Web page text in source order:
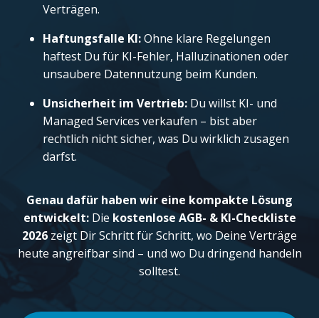
Verträgen.
Haftungsfalle KI:Ohne klare Regelungen
haftest Du für KI-Fehler, Halluzinationen oder
unsaubere Datennutzung beim Kunden.
Unsicherheit im Vertrieb: Du willst KI- und
Managed Services verkaufen – bist aber
rechtlich nicht sicher, was Du wirklich zusagen
darfst.
Genau dafür haben wir eine kompakte Lösung
entwickelt: Die kostenlose AGB- & KI-Checkliste
2026 zeigt Dir Schritt für Schritt, wo Deine Verträge
heute angreifbar sind – und wo Du dringend handeln
solltest.